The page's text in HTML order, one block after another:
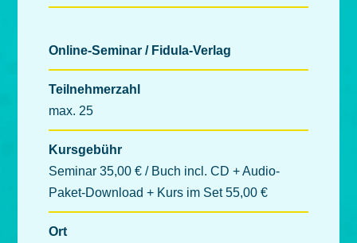
Online-Seminar / Fidula-Verlag
Teilnehmerzahl
max. 25
Kursgebühr
Seminar 35,00 € / Buch incl. CD + Audio-
Paket-Download + Kurs im Set 55,00 €
Ort